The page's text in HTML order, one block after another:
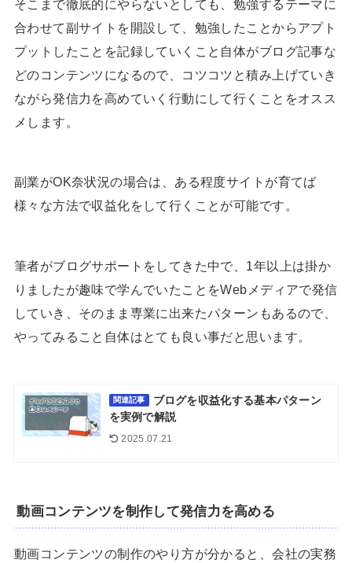
そこまで徹底的にやらないとしても、勉強するテーマに
合わせて副サイトを開設して、勉強したことからアプト
プットしたことを記録していくこと自体がブログ記事な
どのコンテンツになるので、コツコツと積み上げていき
ながら発信力を高めていく行動にして行くことをオスス
メします。
副業がOK奈状況の場合は、ある程度サイトが育てば
様々な方法で収益化をして行くことが可能です。
筆者がブログサポートをしてきた中で、1年以上は掛か
りましたが趣味で学んでいたことをWebメディアで発信
していき、そのまま専業に出来たパターンもあるので、
やってみること自体はとても良い事だと思います。
関連記事
ブログを収益化する基本パターン
を実例で解説
2025.07.21
動画コンテンツを制作して発信力を高める
動画コンテンツの制作のやり方が分かると、会社の実務